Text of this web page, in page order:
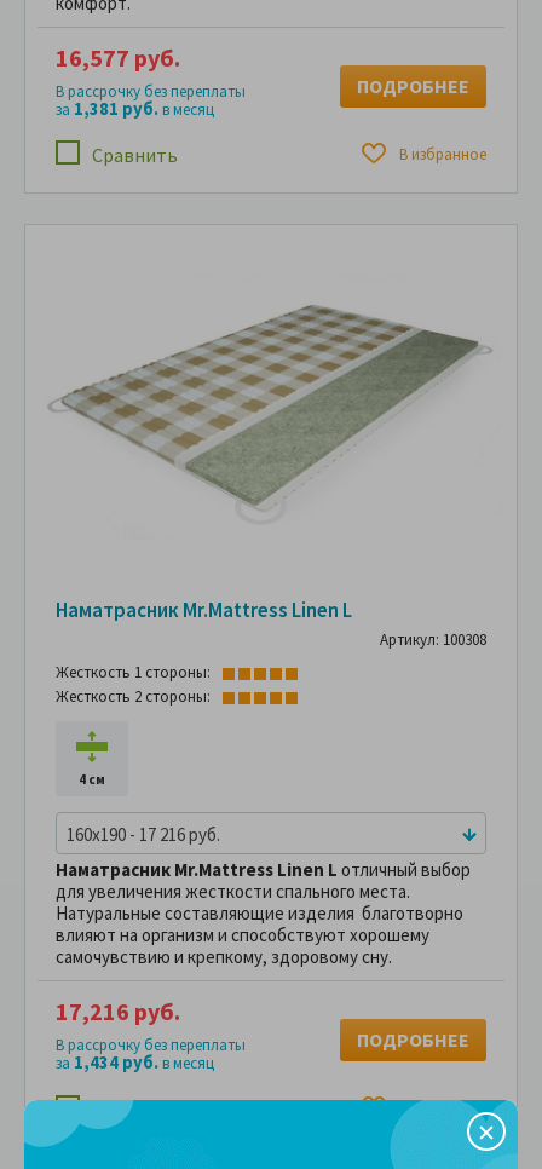
Сравнить В избранное
16,577 руб.
В рассрочку без переплаты
за 1,381 руб.в месяц
ПОДРОБНЕЕ
Наматрасник Mr.Mattress Linen L
Артикул: 100308
Жесткость 1 стороны:
Жесткость 2 стороны:
4 см
160x190 - 17 216 руб.
Наматрасник Mr.Mattress Linen L отличный выбор
для увеличения жесткости спального места.
Натуральные составляющие изделия благотворно
влияют на организм и способствуют хорошему
самочувствию и крепкому, здоровому сну.
Сравнить В избранное
17,216 руб.
В рассрочку без переплаты
за 1,434 руб.в месяц
ПОДРОБНЕЕ